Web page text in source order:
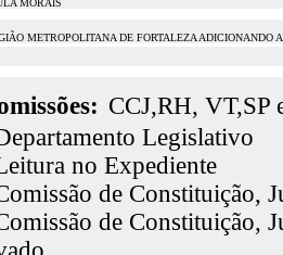
MORAIS
METROPOLITANA DE FORTALEZA
CCJ,RH, VT,SP
Legislativo
no Expediente
de Constituição,
de Constituição,